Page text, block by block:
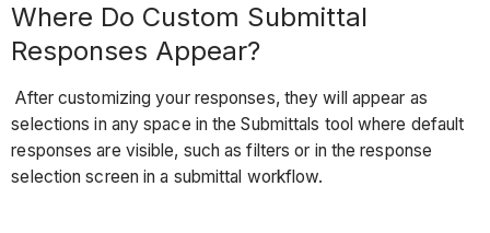
Where Do Custom Submittal
Responses Appear?
After customizing your responses, they will appear as
selections in any space in the Submittals tool where default
responses are visible, such as filters or in the response
selection screen in a submittal workflow.